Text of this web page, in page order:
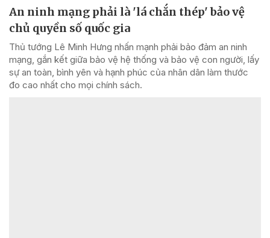
An ninh mạng phải là 'lá chắn thép' bảo vệ
chủ quyền số quốc gia
Thủ tướng Lê Minh Hưng nhấn mạnh phải bảo đảm an ninh
mạng, gắn kết giữa bảo vệ hệ thống và bảo vệ con người, lấy
sự an toàn, bình yên và hạnh phúc của nhân dân làm thước
đo cao nhất cho mọi chính sách.